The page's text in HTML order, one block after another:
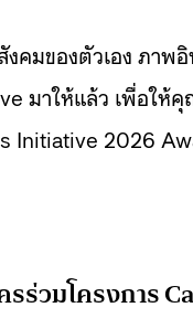
มของตัวเอง ภาพ
มาให้แล้ว เพื่อให้
Initiative 2026
ร่วมโครงการ